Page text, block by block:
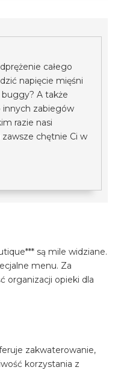
całego
napięcie mięśni
A także
innych zabiegów
razie nasi
chętnie Ci w
są mile widziane.
menu. Za
organizacji opieki dla
zakwaterowanie,
korzystania z